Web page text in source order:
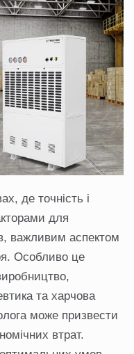
де точність і
для
важливим аспектом
Особливо це
та харчова
може призвести
втрат.